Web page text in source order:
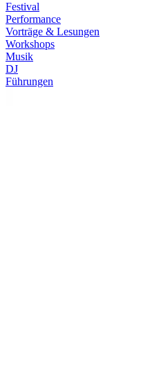
Festival
Performance
Vorträge & Lesungen
Workshops
Musik
DJ
Führungen